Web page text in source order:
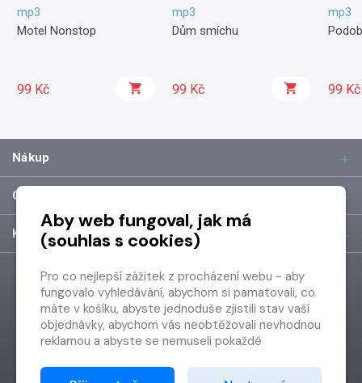
mp3
Motel Nonstop
99 Kč
mp3
Dům smíchu
99 Kč
mp3
99 Kč
Nákup
O společnosti
Kontakt
Aby web fungoval, jak má
(souhlas s cookies)
Pro co nejlepší zážitek z procházení webu - aby
fungovalo vyhledávání, abychom si pamatovali, co
máte v košíku, abyste jednoduše zjistili stav vaší
objednávky, abychom vás neobtěžovali nevhodnou
reklamou a abyste se nemuseli pokaždé